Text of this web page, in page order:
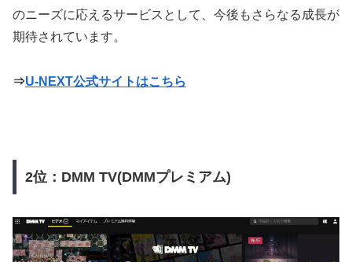
のニーズに応えるサービスとして、今後もさらなる成長が
期待されています。
⇒U-NEXT公式サイトはこちら
2位：DMM TV(DMMプレミアム)